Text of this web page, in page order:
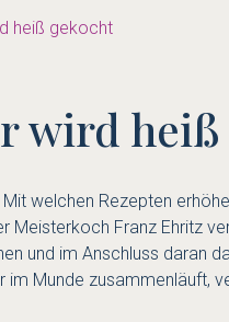
heiß gekocht
wird
welchen Rezepten
Meisterkoch Franz Ehritz
und im Anschluss daran
Munde zusammenläuft,